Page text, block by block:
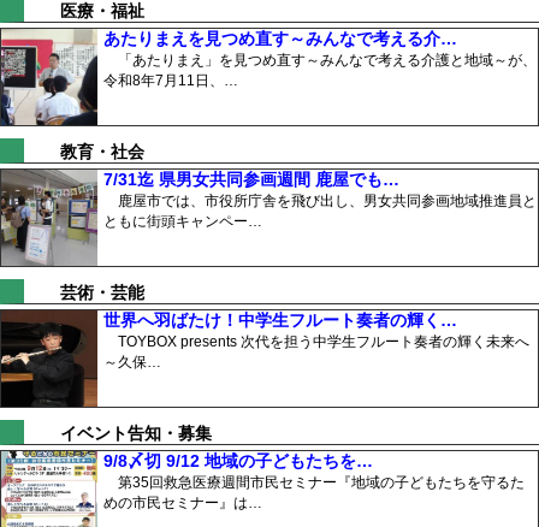
医療・福祉
あたりまえを見つめ直す～みんなで考える介…
「あたりまえ」を見つめ直す～みんなで考える介護と地域～が、
令和8年7月11日、…
教育・社会
7/31迄 県男女共同参画週間 鹿屋でも…
鹿屋市では、市役所庁舎を飛び出し、男女共同参画地域推進員と
ともに街頭キャンペー…
芸術・芸能
世界へ羽ばたけ！中学生フルート奏者の輝く…
TOYBOX presents 次代を担う中学生フルート奏者の輝く未来へ
～久保…
イベント告知・募集
9/8〆切 9/12 地域の子どもたちを…
第35回救急医療週間市民セミナー『地域の子どもたちを守るた
めの市民セミナー』は…